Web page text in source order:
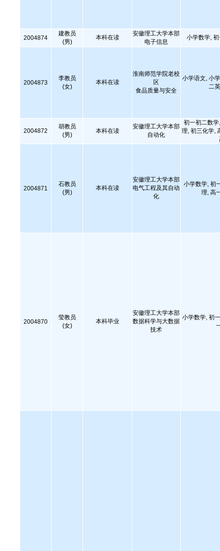
2004874
建教员
(男)
本科在读
安徽理工大学本部
电子信息
小学数学,
2004873
李教员
(女)
本科在读
淮南师范学院老校
区
食品质量与安全
小学语文, 小
二
2004872
胡教员
(男)
本科在读
安徽理工大学本部
自动化
初一初二数
理, 初三化学,
2004871
石教员
(男)
本科在读
安徽理工大学本部
电气工程及其自动
化
小学数学, 初
理, 高
2004870
莹教员
(女)
本科毕业
安徽理工大学本部
数据科学与大数据
技术
小学数学, 初